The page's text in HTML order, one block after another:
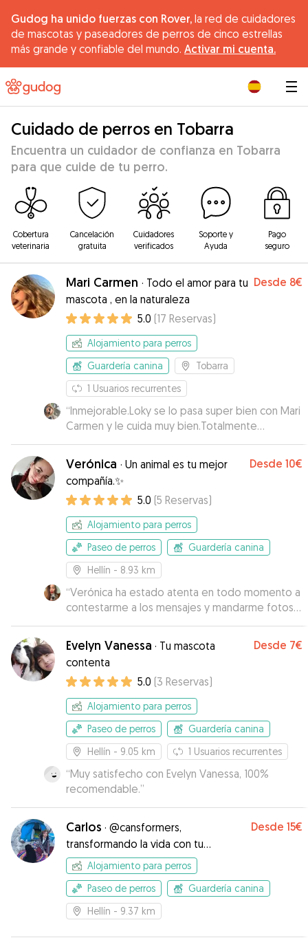
Gudog ha unido fuerzas con Rover, la red de cuidadores
de mascotas y paseadores de perros de cinco estrellas
más grande y confiable del mundo. Activar mi cuenta.
Cuidado de perros en Tobarra
Encuentra un cuidador de confianza en Tobarra
para que cuide de tu perro.
Cobertura
veterinaria
Cancelación
gratuita
Cuidadores
verificados
Soporte y
Ayuda
Pago
seguro
Mari Carmen · Todo el amor para tu
mascota , en la naturaleza
Desde 8€
5.0 (17 Reservas)
Alojamiento para perros
Guardería canina
Tobarra
1 Usuarios recurrentes
“Inmejorable.Loky se lo pasa super bien con Mari
Carmen y le cuida muy bien.Totalmente
recomendable.”
Verónica · Un animal es tu mejor
compañía.✨
Desde 10€
5.0 (5 Reservas)
Alojamiento para perros
Paseo de perros
Guardería canina
Hellín - 8.93 km
“Verónica ha estado atenta en todo momento a
contestarme a los mensajes y mandarme fotos y
vídeos. Se ve que mis perros han estado a
gusto con ella. Es una chica muy simpática y
flexible. ”
Evelyn Vanessa · Tu mascota
contenta
Desde 7€
5.0 (3 Reservas)
Alojamiento para perros
Paseo de perros
Guardería canina
Hellín - 9.05 km 1 Usuarios recurrentes
“Muy satisfecho con Evelyn Vanessa, 100%
recomendable.”
Carlos · @cansformers,
transformando la vida con tu
peludo^^
Desde 15€
Alojamiento para perros
Paseo de perros
Guardería canina
Hellín - 9.37 km